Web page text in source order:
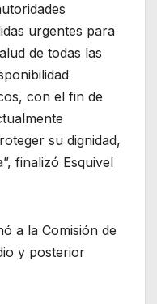
urgentes para
de todas las
con el fin de
su dignidad,
finalizó Esquivel
a la Comisión de
y posterior